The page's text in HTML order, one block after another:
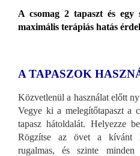
A csomag 2 tapaszt és egy
maximális terápiás hatás
A TAPASZOK
Közvetlenül a használat előtt
Vegye ki a melegítőtapaszt a
tapasz hátoldalát. Helyezze
Rögzítse az övet a kívánt
rugalmas, és szinte minden